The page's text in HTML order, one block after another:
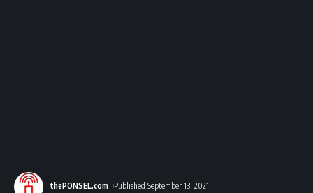
thePONSEL.com Published September 13, 2021